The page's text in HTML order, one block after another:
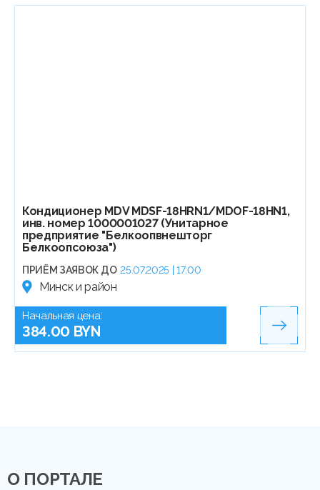
Кондиционер MDV MDSF-18HRN1/MDOF-18HN1,
инв. номер 1000001027 (Унитарное
предприятие "Белкоопвнешторг
Белкоопсоюза")
ПРИЁМ ЗАЯВОК ДО 25.07.2025 | 17:00
Минск и район
Начальная цена:
384.00 BYN
О ПОРТАЛЕ